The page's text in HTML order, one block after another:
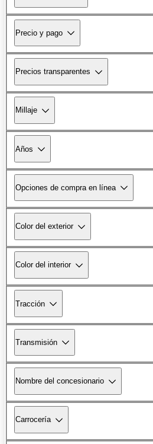
Precio y pago
Precios transparentes
Millaje
Años
Opciones de compra en línea
Color del exterior
Color del interior
Tracción
Transmisión
Nombre del concesionario
Carrocería